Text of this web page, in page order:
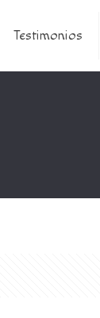
Testimonios